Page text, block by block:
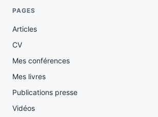
PAGES
Articles
CV
Mes conférences
Mes livres
Publications presse
Vidéos